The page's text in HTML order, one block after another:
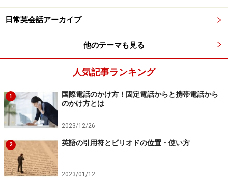
日常英会話アーカイブ
他のテーマも見る
人気記事ランキング
1
国際電話のかけ方！固定電話からと携帯電話から
のかけ方とは
2023/12/26
2 英語の引用符とピリオドの位置・使い方
2023/01/12